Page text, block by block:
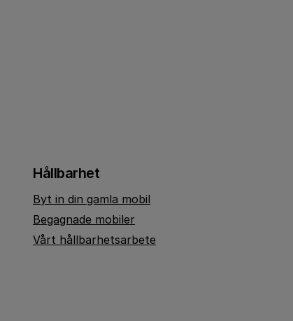
Hållbarhet
Byt in din gamla mobil
Begagnade mobiler
Vårt hållbarhetsarbete